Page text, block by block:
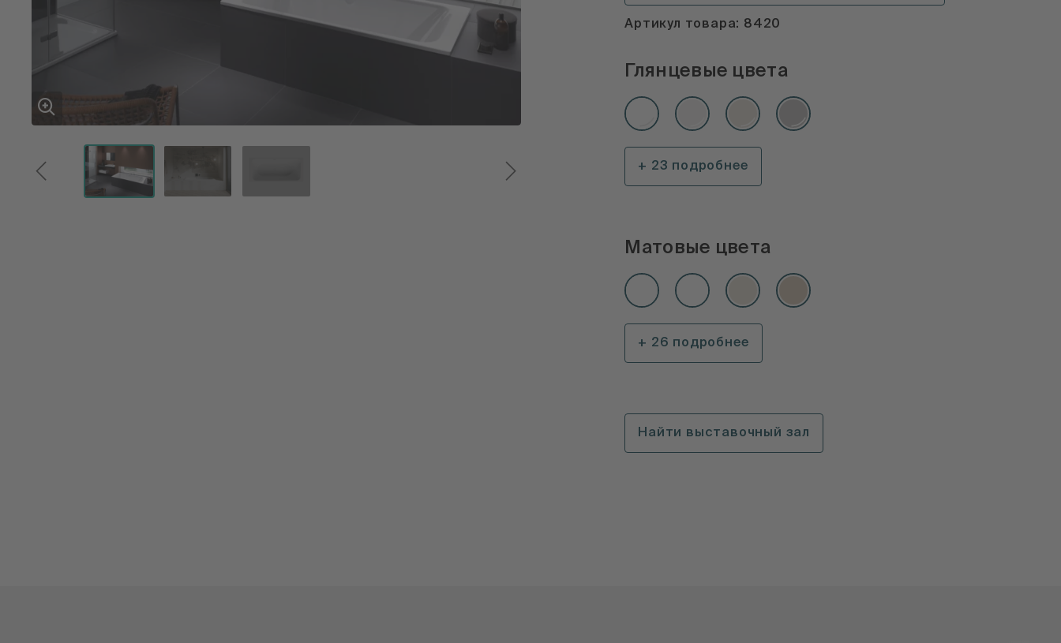
Артикул товара: 8420
Глянцевые цвета
+ 23 подробнее
Матовые цвета
+ 26 подробнее
Найти выставочный зал